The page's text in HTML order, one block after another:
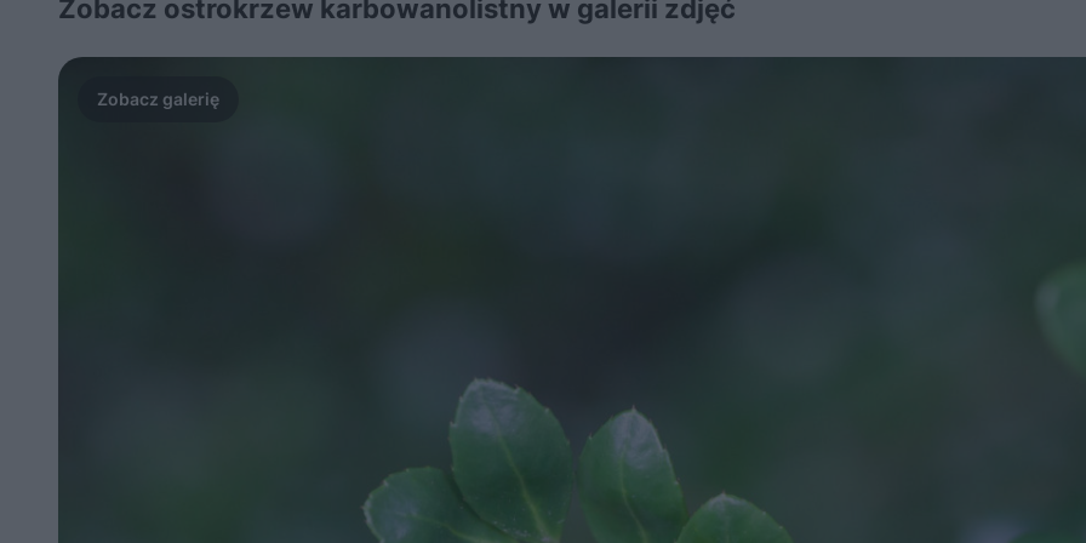
Zobacz ostrokrzew karbowanolistny w galerii zdjęć